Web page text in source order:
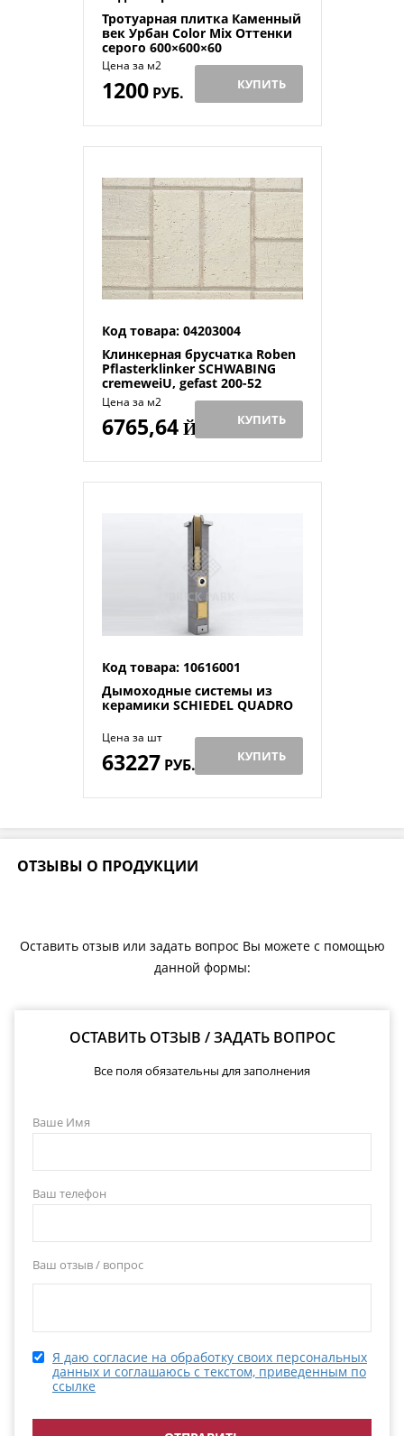
Тротуарная плитка Каменный
век Урбан Color Mix Оттенки
серого 600×600×60
Цена за м2
1200РУБ. КУПИТЬ
Код товара: 04203004
Клинкерная брусчатка Roben
Pflasterklinker SCHWABING
cremeweiU, gefast 200-52
Цена за м2
6765,64Й КУПИТЬ
Код товара: 10616001
Дымоходные системы из
керамики SCHIEDEL QUADRO
Цена за шт
63227 РУБ. КУПИТЬ
ОТЗЫВЫ О ПРОДУКЦИИ
Оставить отзыв или задать вопрос Вы можете с помощью
данной формы:
ОСТАВИТЬ ОТЗЫВ / ЗАДАТЬ ВОПРОС
Все поля обязательны для заполнения
Ваше Имя
Ваш телефон
Ваш отзыв / вопрос
Я даю согласие на обработку своих персональных
данных и соглашаюсь с текстом, приведенным по
ссылке